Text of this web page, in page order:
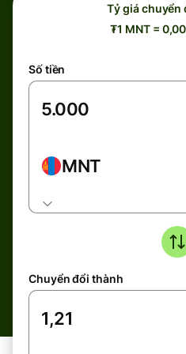
Tỷ giá chuyển
₮1 MNT =
Số tiền
MNT
Chuyển đổi thành